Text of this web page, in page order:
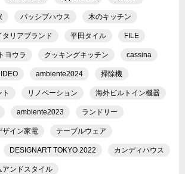
パッシブハウス 木のキッチン
タリアブランド 平田タイル FILE
トヨウラ クッキングキッチン cassina
ambiente2024 掃除機
リノベーション 海外ビルトイン機器
ambiente2023 ランドリー
ザイン家電 テーブルウェア
DESIGNART TOKYO 2022 カンディハウス
アンドスタイル